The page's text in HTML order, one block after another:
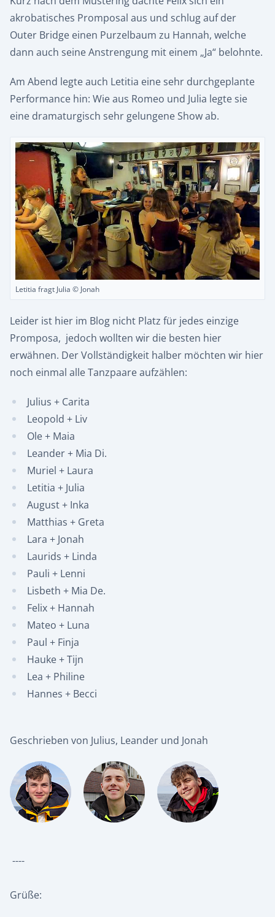
akrobatisches Promposal aus und schlug auf der
Outer Bridge einen Purzelbaum zu Hannah, welche
dann auch seine Anstrengung mit einem „Ja“ belohnte.
Am Abend legte auch Letitia eine sehr durchgeplante
Performance hin: Wie aus Romeo und Julia legte sie
eine dramaturgisch sehr gelungene Show ab.
Letitia fragt Julia © Jonah
Leider ist hier im Blog nicht Platz für jedes einzige
Promposa, jedoch wollten wir die besten hier
erwähnen. Der Vollständigkeit halber möchten wir hier
noch einmal alle Tanzpaare aufzählen:
Julius + Carita
Leopold + Liv
Ole + Maia
Leander + Mia Di.
Muriel + Laura
Letitia + Julia
August + Inka
Matthias + Greta
Lara + Jonah
Laurids + Linda
Pauli + Lenni
Lisbeth + Mia De.
Felix + Hannah
Mateo + Luna
Paul + Finja
Hauke + Tijn
Lea + Philine
Hannes + Becci
Geschrieben von Julius, Leander und Jonah
----
Grüße: